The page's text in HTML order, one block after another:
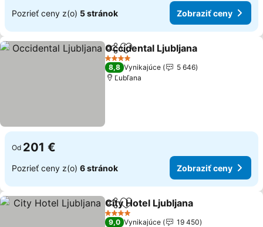
Pozrieť ceny z(o) 5 stránok Zobraziť ceny
ZdieľaťPridať do obľúbených
Occidental Ljubljana
4 Počet hviezdičiek
8,8 Vynikajúce
5 646
Ľubľana
Od 201 €
Pozrieť ceny z(o) 6 stránok Zobraziť ceny
ZdieľaťPridať do obľúbených
City Hotel Ljubljana
4 Počet hviezdičiek
9,0 Vynikajúce
19 450